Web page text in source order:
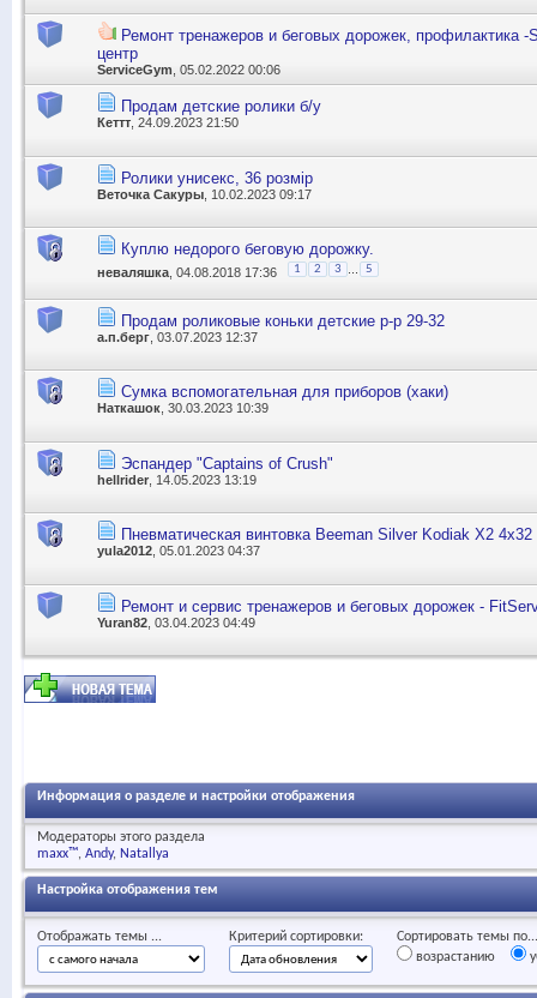
Ремонт тренажеров и беговых дорожек, профилактика
центр
ServiceGym , 05.02.2022 00:06
Продам детские ролики б/у
Кеттт , 24.09.2023 21:50
Ролики унисекс, 36 розмір
Веточка Сакуры , 10.02.2023 09:17
Куплю недорого беговую дорожку.
неваляшка , 04.08.2018 17:36 1 2 3 5
Продам роликовые коньки детские р-р 29-32
а.п.берг , 03.07.2023 12:37
Сумка вспомогательная для приборов (хаки)
Наткашок , 30.03.2023 10:39
Эспандер "Captains of Crush"
hellrider , 14.05.2023 13:19
Пневматическая винтовка Beeman Silver Kodiak X2 4x32
yula2012 , 05.01.2023 04:37
Ремонт и сервис тренажеров и беговых дорожек -
Yuran82 , 03.04.2023 04:49
Информация о разделе и настройки отображения
Модераторы этого раздела
maxx™ Andy Natallya
Настройка отображения тем
Отображать темы ... Критерий сортировки:
Сортировать темы по...
возрастанию